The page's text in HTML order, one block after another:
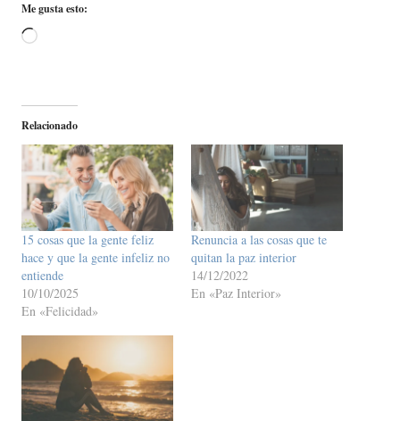
Me gusta esto:
Cargando...
Relacionado
15 cosas que la gente feliz
hace y que la gente infeliz no
entiende
10/10/2025
En «Felicidad»
Renuncia a las cosas que te
quitan la paz interior
14/12/2022
En «Paz Interior»